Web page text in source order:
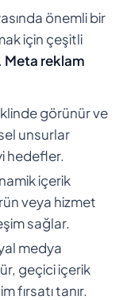
önemli bir
için çeşitli
Meta reklam
görünür ve
unsurlar
hedefler.
içerik
veya hizmet
sağlar.
medya
geçici içerik
fırsatı tanır.